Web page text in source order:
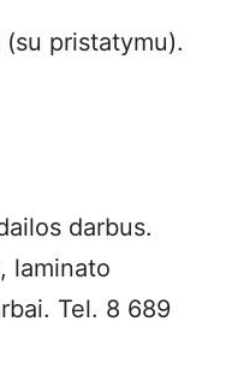
pristatymu).
darbus.
laminato
Tel. 8 689